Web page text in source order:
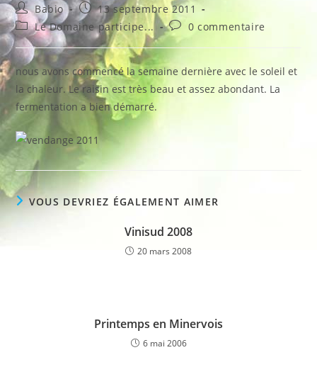
Auteur/autrice
de
la
publication :
Babio
Publication
publiée :
13 septembre 2011
Post
category:
Le Domaine participe...
Commentaires
de
la
publication :
0 commentaire
nous avons commencé la semaine dernière avec le soleil et
la chaleur. Le raisin est très beau et assez abondant. La
fermentation a bien démarré.
VOUS DEVRIEZ ÉGALEMENT AIMER
Vinisud 2008
20 mars 2008
Printemps en Minervois
6 mai 2006